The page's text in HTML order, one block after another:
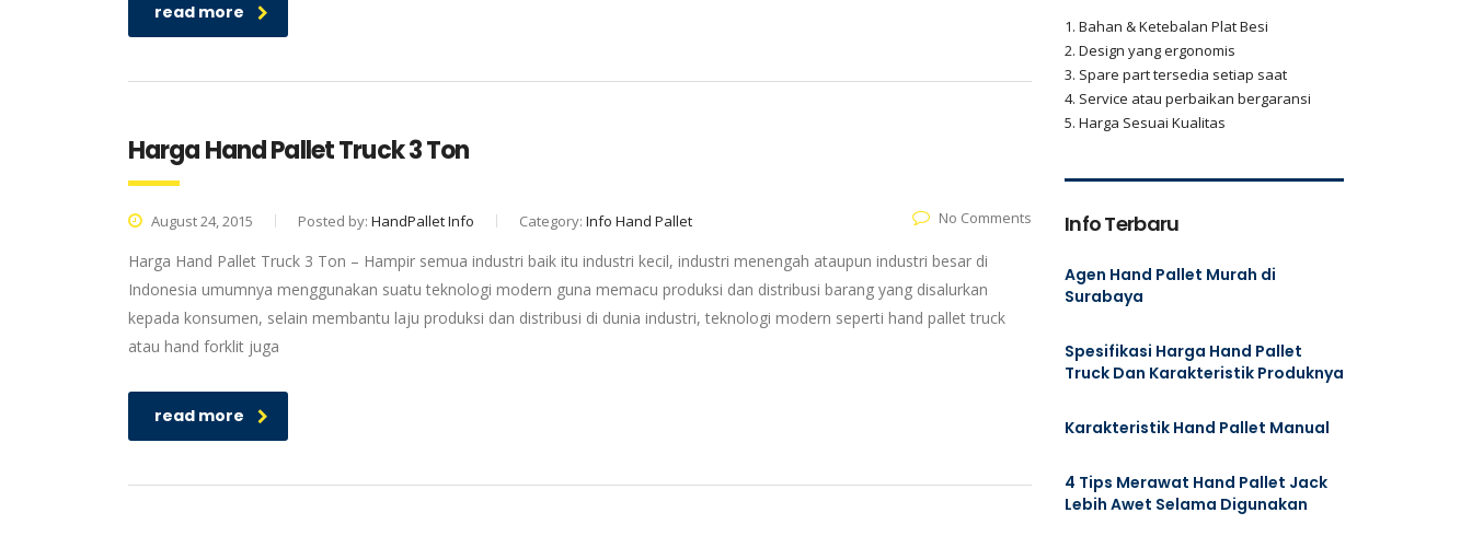
read more
Harga Hand Pallet Truck 3 Ton
August 24, 2015 Posted by: HandPallet Info Category: Info Hand Pallet No Comments
Harga Hand Pallet Truck 3 Ton – Hampir semua industri baik itu industri kecil, industri menengah ataupun industri besar di
Indonesia umumnya menggunakan suatu teknologi modern guna memacu produksi dan distribusi barang yang disalurkan
kepada konsumen, selain membantu laju produksi dan distribusi di dunia industri, teknologi modern seperti hand pallet truck
atau hand forklit juga
read more
1. Bahan & Ketebalan Plat Besi
2. Design yang ergonomis
3. Spare part tersedia setiap saat
4. Service atau perbaikan bergaransi
5. Harga Sesuai Kualitas
Info Terbaru
Agen Hand Pallet Murah di
Surabaya
Spesifikasi Harga Hand Pallet
Truck Dan Karakteristik Produknya
Karakteristik Hand Pallet Manual
4 Tips Merawat Hand Pallet Jack
Lebih Awet Selama Digunakan